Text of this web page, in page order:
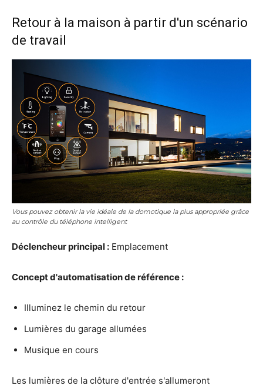
Retour à la maison à partir d'un scénario
de travail
Vous pouvez obtenir la vie idéale de la domotique la plus appropriée grâce
au contrôle du téléphone intelligent
Déclencheur principal : Emplacement
Concept d'automatisation de référence :
Illuminez le chemin du retour
Lumières du garage allumées
Musique en cours
Les lumières de la clôture d'entrée s'allumeront